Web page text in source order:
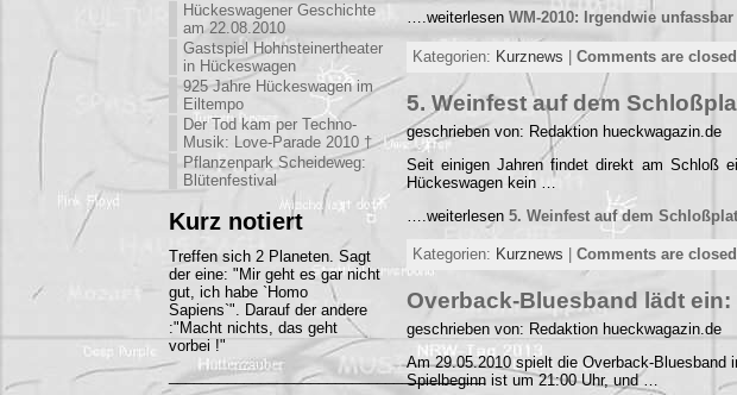
Hückeswagener Geschichte
am 22.08.2010
Gastspiel Hohnsteinertheater
in Hückeswagen
925 Jahre Hückeswagen im
Eiltempo
Der Tod kam per Techno-
Musik: Love-Parade 2010 †
Pflanzenpark Scheideweg:
Blütenfestival
Kurz notiert
Treffen sich 2 Planeten. Sagt
der eine: "Mir geht es gar nicht
gut, ich habe `Homo
Sapiens`". Darauf der andere
:"Macht nichts, das geht
vorbei !"
______________________________________
….weiterlesen WM-2010: Irgendwie unfassbar
Kategorien: Kurznews Comments are closed
5. Weinfest auf dem
geschrieben von: Redaktion hueckwagazin.de
Seit einigen Jahren findet direkt am Schloß
Hückeswagen kein …
….weiterlesen 5. Weinfest auf dem
Kategorien: Kurznews Comments are closed
Overback-Bluesband lädt ein:
geschrieben von: Redaktion hueckwagazin.de
Am 29.05.2010 spielt die Overback-
Spielbeginn ist um 21:00 Uhr, und …